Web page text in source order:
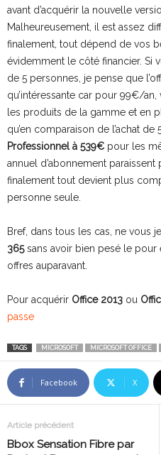
avant d’acquérir la nouvelle
Malheureusement, il est assez
finalement, tout dépend de vos
évidemment le côté financier. Si
de 5 personnes, je pense que
qu’intéressante car pour 99€/an,
les produits de la gamme et en
qu’en comparaison de l’achat de
Professionnel à 539€ pour les
annuel d’abonnement
finalement tout devient plus
personne seule.
Bref, dans tous les cas, ne vous
365sans avoir bien pesé le pour
offres auparavant.
Pour acquérir Office 2013 ou
passe
TAGS MICROSOFT MICROSOFT OFFICE
Facebook X
Article précédent
Bbox Sensation Fibre par